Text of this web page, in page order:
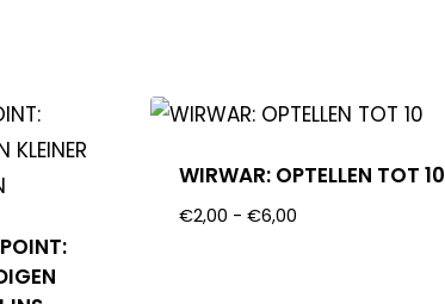
WIRWAR: OPTELLEN TOT 10
€2,00 - €6,00